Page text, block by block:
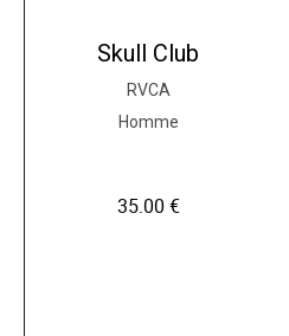
Skull Club
RVCA
Homme
35.00 €